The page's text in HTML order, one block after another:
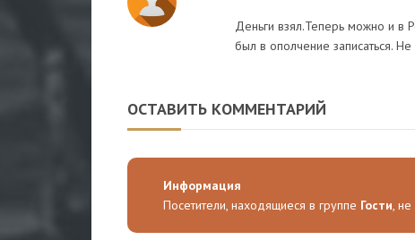
Деньги взял.Теперь можно и в
был в ополчение записаться.
ОСТАВИТЬ КОММЕНТАРИЙ
Информация
Посетители, находящиеся в группе Гости, не